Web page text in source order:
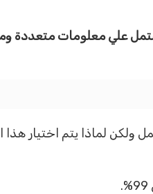
علي معلومات متعددة
لماذا يتم اختيار هذا